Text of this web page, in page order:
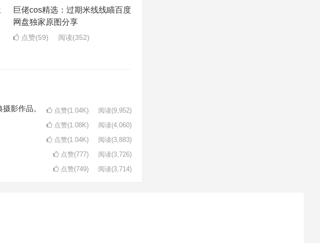
巨佬cos精选：过期米线线瞄百度
网盘独家原图分享
点赞(59) 阅读(352)
影作品。 点赞(1.04K) 阅读(9,952)
点赞(1.08K) 阅读(4,060)
点赞(1.04K) 阅读(3,883)
点赞(777) 阅读(3,726)
点赞(749) 阅读(3,714)